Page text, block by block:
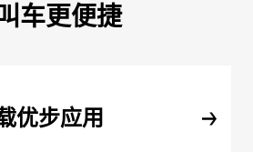
车更便捷
优步应用